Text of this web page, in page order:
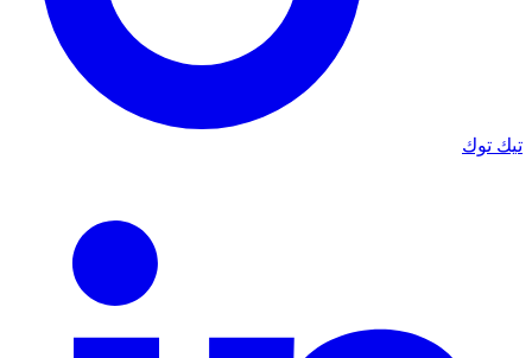
تيك توك